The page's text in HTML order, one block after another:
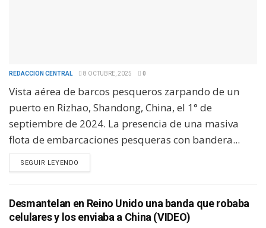
REDACCION CENTRAL 8 OCTUBRE, 2025 0
Vista aérea de barcos pesqueros zarpando de un
puerto en Rizhao, Shandong, China, el 1° de
septiembre de 2024. La presencia de una masiva
flota de embarcaciones pesqueras con bandera...
SEGUIR LEYENDO
Desmantelan en Reino Unido una banda que robaba
celulares y los enviaba a China (VIDEO)